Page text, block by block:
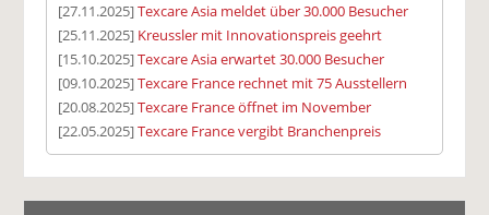
[27.11.2025]Texcare Asia meldet über 30.000 Besucher
[25.11.2025] Kreussler mit Innovationspreis geehrt
[15.10.2025]Texcare Asia erwartet 30.000 Besucher
[09.10.2025]Texcare France rechnet mit 75 Ausstellern
[20.08.2025]Texcare France öffnet im November
[22.05.2025]Texcare France vergibt Branchenpreis